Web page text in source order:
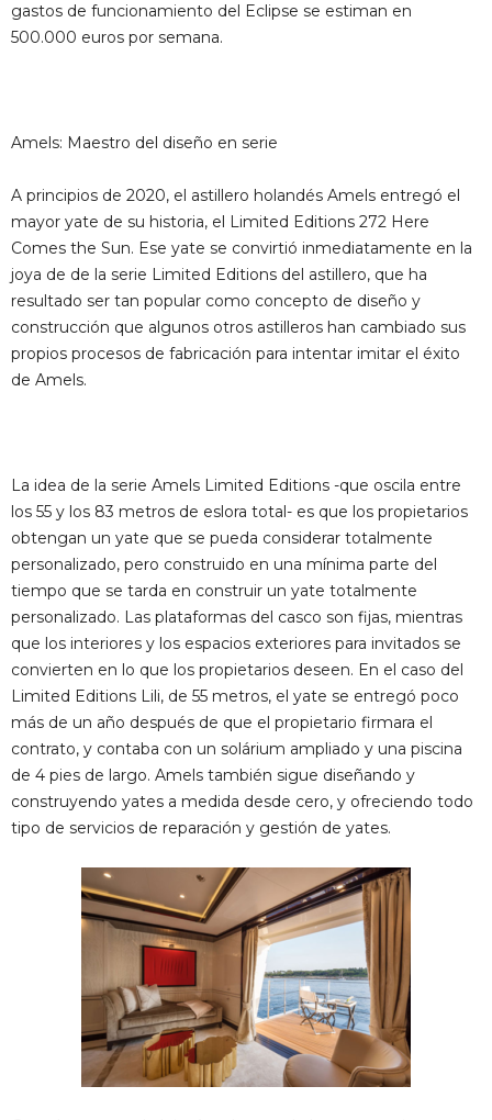
gastos de funcionamiento del Eclipse se estiman en
500.000 euros por semana.
Amels: Maestro del diseño en serie
A principios de 2020, el astillero holandés Amels entregó el
mayor yate de su historia, el Limited Editions 272 Here
Comes the Sun. Ese yate se convirtió inmediatamente en la
joya de de la serie Limited Editions del astillero, que ha
resultado ser tan popular como concepto de diseño y
construcción que algunos otros astilleros han cambiado sus
propios procesos de fabricación para intentar imitar el éxito
de Amels.
La idea de la serie Amels Limited Editions -que oscila entre
los 55 y los 83 metros de eslora total- es que los propietarios
obtengan un yate que se pueda considerar totalmente
personalizado, pero construido en una mínima parte del
tiempo que se tarda en construir un yate totalmente
personalizado. Las plataformas del casco son fijas, mientras
que los interiores y los espacios exteriores para invitados se
convierten en lo que los propietarios deseen. En el caso del
Limited Editions Lili, de 55 metros, el yate se entregó poco
más de un año después de que el propietario firmara el
contrato, y contaba con un solárium ampliado y una piscina
de 4 pies de largo. Amels también sigue diseñando y
construyendo yates a medida desde cero, y ofreciendo todo
tipo de servicios de reparación y gestión de yates.